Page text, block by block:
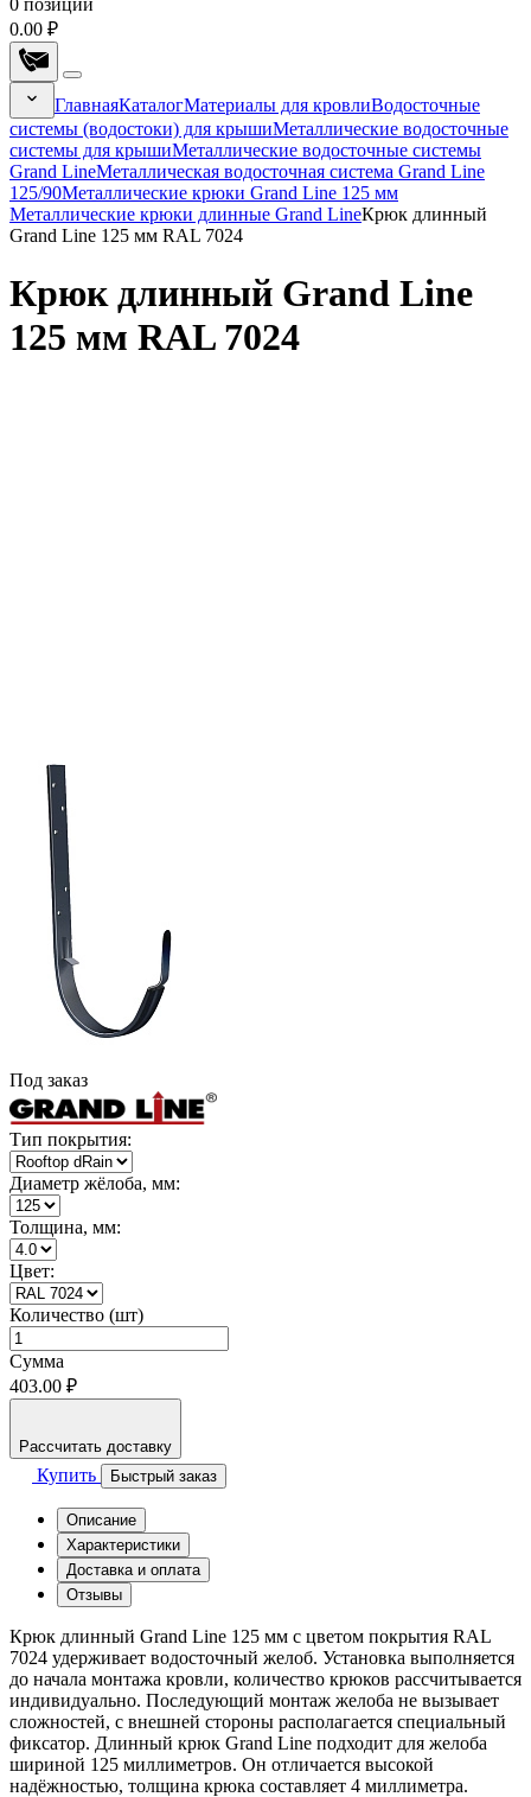
0 позиций
0.00 ₽
ГлавнаяКаталогМатериалы для кровлиВодосточные
системы (водостоки) для крышиМеталлические водосточные
системы для крышиМеталлические водосточные системы
Grand LineМеталлическая водосточная система Grand Line
125/90Металлические крюки Grand Line 125 мм
Металлические крюки длинные Grand LineКрюк длинный
Grand Line 125 мм RAL 7024
Крюк длинный Grand Line
125 мм RAL 7024
Под заказ
Тип покрытия:
Диаметр жёлоба, мм:
Толщина, мм:
Цвет:
Количество (шт)
Сумма
403.00 ₽
Рассчитать доставку
Купить Быстрый заказ
Описание
Характеристики
Доставка и оплата
Отзывы
Крюк длинный Grand Line 125 мм с цветом покрытия RAL
7024 удерживает водосточный желоб. Установка выполняется
до начала монтажа кровли, количество крюков рассчитывается
индивидуально. Последующий монтаж желоба не вызывает
сложностей, с внешней стороны располагается специальный
фиксатор. Длинный крюк Grand Line подходит для желоба
шириной 125 миллиметров. Он отличается высокой
надёжностью, толщина крюка составляет 4 миллиметра.